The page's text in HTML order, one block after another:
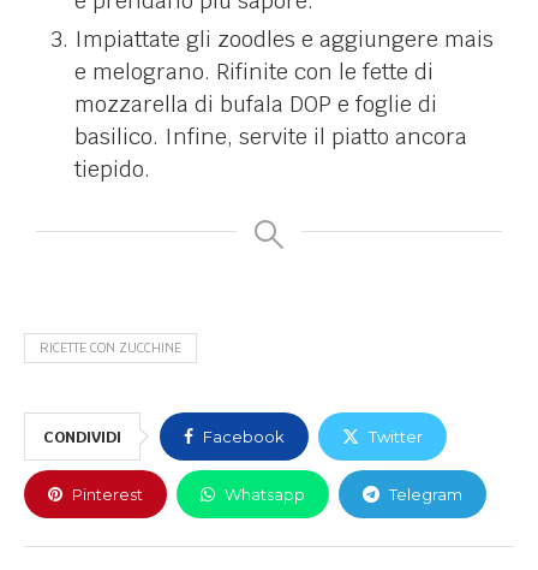
Impiattate gli zoodles e aggiungere mais
e melograno. Rifinite con le fette di
mozzarella di bufala DOP e foglie di
basilico. Infine, servite il piatto ancora
tiepido.
RICETTE CON ZUCCHINE
CONDIVIDI Facebook Twitter
Pinterest Whatsapp Telegram